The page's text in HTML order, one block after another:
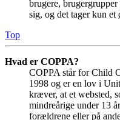
brugere,
sig, og det tager kun et
Top
Hvad er COPPA?
COPPA står for Child
1998 og er en lov i
kræver, at et websted,
mindreårige under 13
forældrene eller på